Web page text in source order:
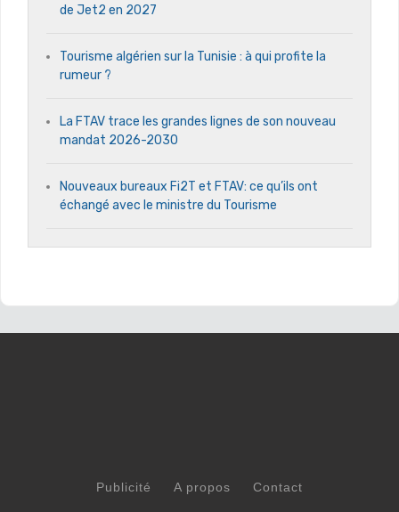
de Jet2 en 2027
Tourisme algérien sur la Tunisie : à qui profite la
rumeur ?
La FTAV trace les grandes lignes de son nouveau
mandat 2026-2030
Nouveaux bureaux Fi2T et FTAV: ce qu’ils ont
échangé avec le ministre du Tourisme
Publicité A propos Contact